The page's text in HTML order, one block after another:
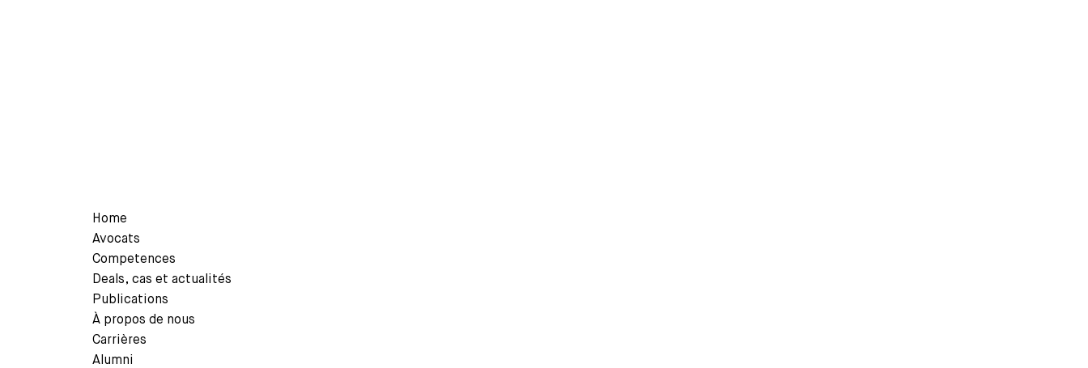
Home
Avocats
Competences
Deals, cas et actualités
Publications
À propos de nous
Carrières
Alumni